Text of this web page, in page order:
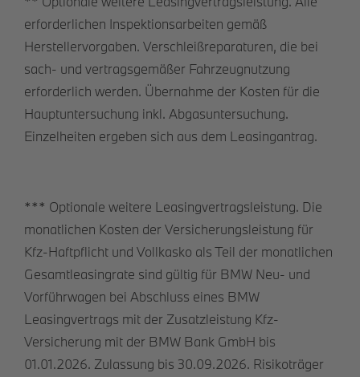
erforderlichen Inspektionsarbeiten gemäß
Herstellervorgaben. Verschleißreparaturen, die bei
sach- und vertragsgemäßer Fahrzeugnutzung
erforderlich werden. Übernahme der Kosten für die
Hauptuntersuchung inkl. Abgasuntersuchung.
Einzelheiten ergeben sich aus dem Leasingantrag.
*** Optionale weitere Leasingvertragsleistung. Die
monatlichen Kosten der Versicherungsleistung für
Kfz-Haftpflicht und Vollkasko als Teil der monatlichen
Gesamtleasingrate sind gültig für BMW Neu- und
Vorführwagen bei Abschluss eines BMW
Leasingvertrags mit der Zusatzleistung Kfz-
Versicherung mit der BMW Bank GmbH bis
01.01.2026. Zulassung bis 30.09.2026. Risikoträger